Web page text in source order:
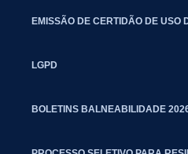
EMISSÃO DE CERTIDÃO DE USO
LGPD
BOLETINS BALNEABILIDADE